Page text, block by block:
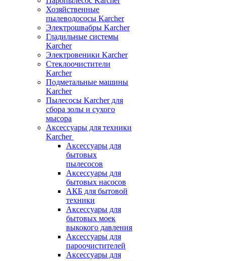
Хозяйственные
пылеводососы Karcher
Электрошвабры Karcher
Гладильные системы
Karcher
Электровеники Karcher
Стеклоочистители
Karcher
Подметальные машины
Karcher
Пылесосы Karcher для
сбора золы и сухого
мысора
Аксессуары для техники
Karcher
Аксессуары для
бытовых
пылесосов
Аксессуары для
бытовых насосов
АКБ для бытовой
техники
Аксессуары для
бытовых моек
выкокого давления
Аксессуары для
пароочистителей
Аксессуары для